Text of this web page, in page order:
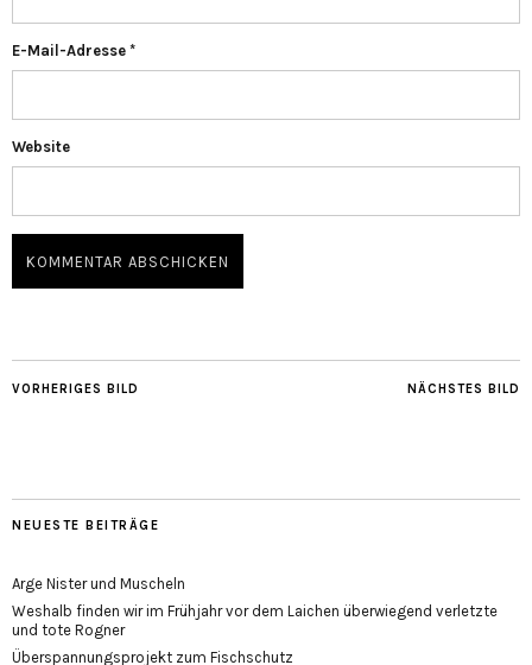
E-Mail-Adresse *
Website
NÄCHSTES BILD
VORHERIGES BILD
NEUESTE BEITRÄGE
Arge Nister und Muscheln
Weshalb finden wir im Frühjahr vor dem Laichen überwiegend verletzte
und tote Rogner
Überspannungsprojekt zum Fischschutz